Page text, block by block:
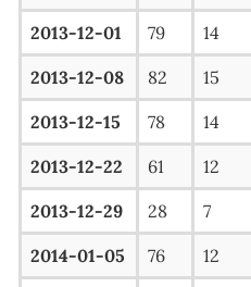
2013-12-01 79 14
2013-12-08 82 15
2013-12-15 78 14
2013-12-22 61 12
2013-12-29 28 7
2014-01-05 76 12